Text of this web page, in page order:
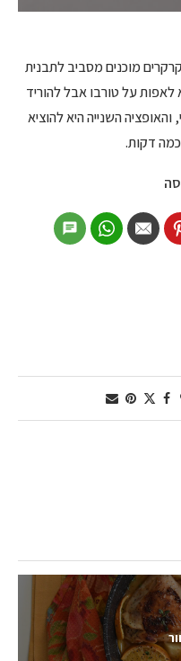
מוכנים מסביב לתבנית
על טורבו אבל להוריד
והאופציה השנייה היא להוציא
דקות.